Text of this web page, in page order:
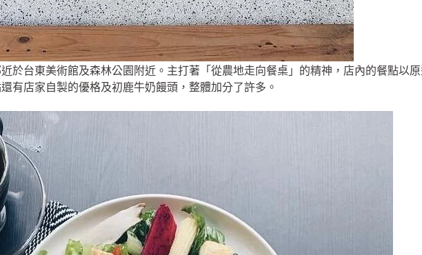
於台東美術館及森林公園附近。主打著「從農地走向餐桌」的精神，店內的餐點以
有店家自製的優格及初鹿牛奶饅頭，整體加分了許多。